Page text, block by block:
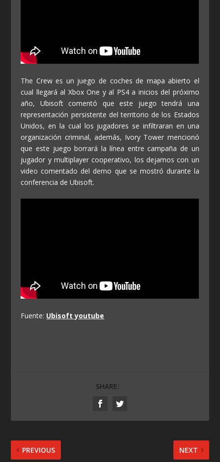
The Crew es un juego de coches de mapa abierto el
cual llegará al Xbox One y al PS4 a inicios del próximo
año, Ubisoft comentó que este juego tendrá una
representación persistente del territorio de los Estados
Unidos, en la cual los jugadores se infiltraran en una
organización criminal, además, Ivory Tower mencionó
que este juego borrará la línea entre campaña de un
jugador y multiplayer cooperativo, los dejamos con un
video comentado del demo que se mostró durante la
conferencia de Ubisoft.
Fuente: Ubisoft youtube
SHARE:
PREVIOUS NEXT